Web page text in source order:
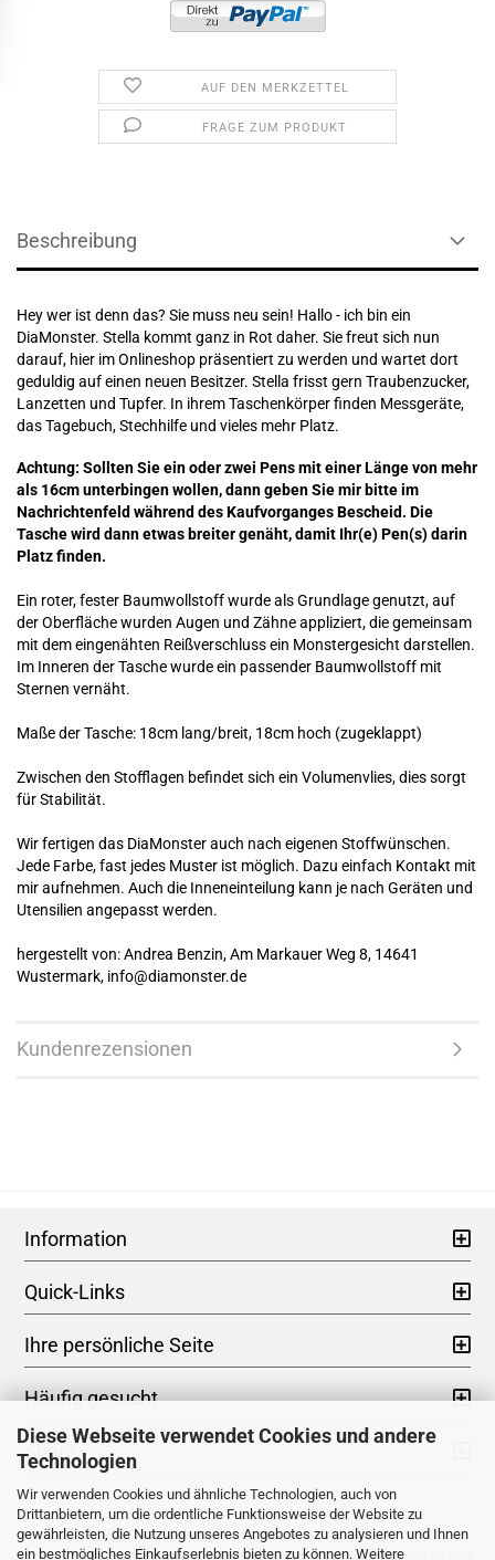
Diese Webseite verwendet Cookies und andere
Technologien
Wir verwenden Cookies und ähnliche Technologien, auch von
Drittanbietern, um die ordentliche Funktionsweise der Website zu
gewährleisten, die Nutzung unseres Angebotes zu analysieren und Ihnen
ein bestmögliches Einkaufserlebnis bieten zu können. Weitere
AUF DEN MERKZETTEL
FRAGE ZUM PRODUKT
Beschreibung
Hey wer ist denn das? Sie muss neu sein! Hallo - ich bin ein
DiaMonster. Stella kommt ganz in Rot daher. Sie freut sich nun
darauf, hier im Onlineshop präsentiert zu werden und wartet dort
geduldig auf einen neuen Besitzer. Stella frisst gern Traubenzucker,
Lanzetten und Tupfer. In ihrem Taschenkörper finden Messgeräte,
das Tagebuch, Stechhilfe und vieles mehr Platz.
Achtung: Sollten Sie ein oder zwei Pens mit einer Länge von mehr
als 16cm unterbingen wollen, dann geben Sie mir bitte im
Nachrichtenfeld während des Kaufvorganges Bescheid. Die
Tasche wird dann etwas breiter genäht, damit Ihr(e) Pen(s) darin
Platz finden.
Ein roter, fester Baumwollstoff wurde als Grundlage genutzt, auf
der Oberfläche wurden Augen und Zähne appliziert, die gemeinsam
mit dem eingenähten Reißverschluss ein Monstergesicht darstellen.
Im Inneren der Tasche wurde ein passender Baumwollstoff mit
Sternen vernäht.
Maße der Tasche: 18cm lang/breit, 18cm hoch (zugeklappt)
Zwischen den Stofflagen befindet sich ein Volumenvlies, dies sorgt
für Stabilität.
Wir fertigen das DiaMonster auch nach eigenen Stoffwünschen.
Jede Farbe, fast jedes Muster ist möglich. Dazu einfach Kontakt mit
mir aufnehmen. Auch die Inneneinteilung kann je nach Geräten und
Utensilien angepasst werden.
hergestellt von: Andrea Benzin, Am Markauer Weg 8, 14641
Wustermark, info@diamonster.de
Kundenrezensionen
Information
Quick-Links
Ihre persönliche Seite
Häufig gesucht
Share
Impressum|AGB|Datenschutz|Widerrufsrecht
* Kein Steuerausweis gem. Kleinuntern.-Reg.§19 UStG zzgl.Versandkosten
** Gilt für Lieferungen nach Deutschland. Lieferzeiten für andere Länder und